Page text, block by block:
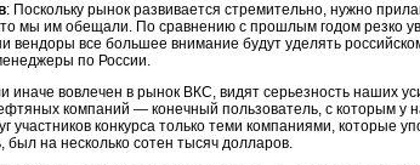
: Поскольку рынок развивается стремительно, нужно
мы им обещали. По сравнению с прошлым годом резко
вендоры все большее внимание будут уделять
по России.
иначе вовлечен в рынок ВКС, видят серьезность наших
компаний — конечный пользователь, с которым у
участников конкурса только теми компаниями, которые
был на несколько сотен тысяч долларов.